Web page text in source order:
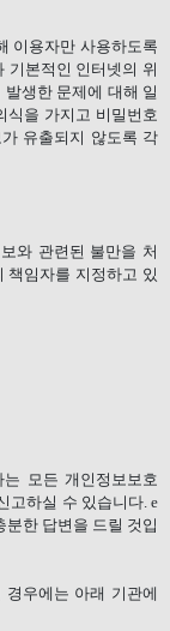
이용자만 사용하도록
기본적인 인터넷의 위
생한 문제에 대해 일
식을 가지고 비밀번호
유출되지 않도록 각
와 관련된 불만을 처
책임자를 지정하고 있
모든 개인정보보호
고하실 수 있습니다. e
한 답변을 드릴 것입
우에는 아래 기관에